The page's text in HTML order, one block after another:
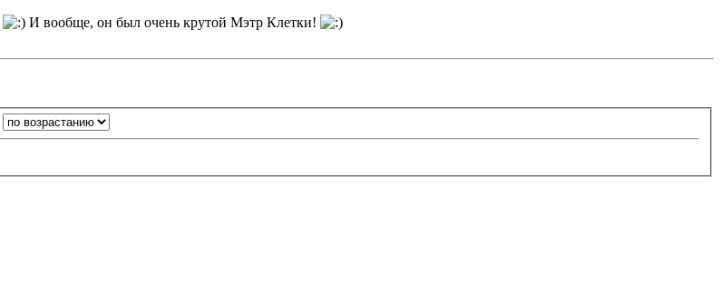
И вообще, он был очень крутой Мэтр Клетки!